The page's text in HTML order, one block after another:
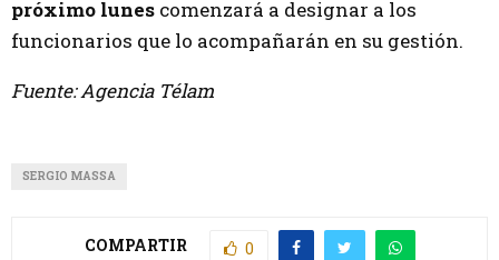
próximo lunes comenzará a designar a los
funcionarios que lo acompañarán en su gestión.
Fuente: Agencia Télam
SERGIO MASSA
COMPARTIR 0